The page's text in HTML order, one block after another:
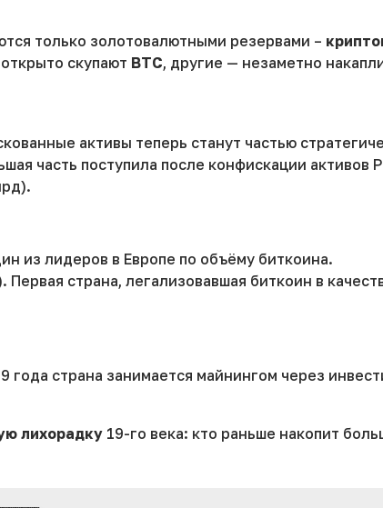
только золотовалютными резервами –
скупают BTC, другие — незаметно
активы теперь станут частью
часть поступила после конфискации активов
из лидеров в Европе по объёму биткоина.
Первая страна, легализовавшая биткоин в
года страна занимается майнингом через
лихорадку 19-го века: кто раньше накопит